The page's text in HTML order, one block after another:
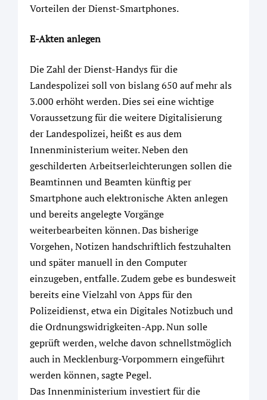
Vorteilen der Dienst-Smartphones.
E-Akten anlegen
Die Zahl der Dienst-Handys für die
Landespolizei soll von bislang 650 auf mehr als
3.000 erhöht werden. Dies sei eine wichtige
Voraussetzung für die weitere Digitalisierung
der Landespolizei, heißt es aus dem
Innenministerium weiter. Neben den
geschilderten Arbeitserleichterungen sollen die
Beamtinnen und Beamten künftig per
Smartphone auch elektronische Akten anlegen
und bereits angelegte Vorgänge
weiterbearbeiten können. Das bisherige
Vorgehen, Notizen handschriftlich festzuhalten
und später manuell in den Computer
einzugeben, entfalle. Zudem gebe es bundesweit
bereits eine Vielzahl von Apps für den
Polizeidienst, etwa ein Digitales Notizbuch und
die Ordnungswidrigkeiten-App. Nun solle
geprüft werden, welche davon schnellstmöglich
auch in Mecklenburg-Vorpommern eingeführt
werden können, sagte Pegel.
Das Innenministerium investiert für die